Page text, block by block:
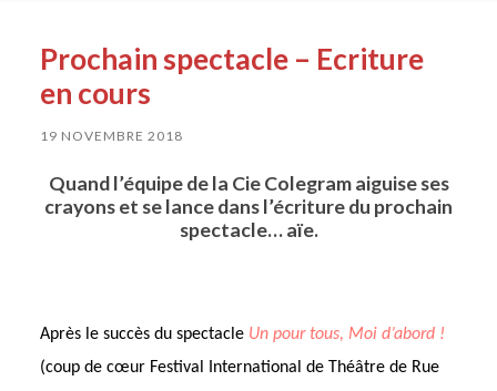
Prochain spectacle – Ecriture
en cours
19 NOVEMBRE 2018
Quand l’équipe de la Cie Colegram aiguise ses
crayons et se lance dans l’écriture du prochain
spectacle… aïe.
Après le succès du spectacle Un pour tous, Moi d’abord !
(coup de cœur Festival International de Théâtre de Rue